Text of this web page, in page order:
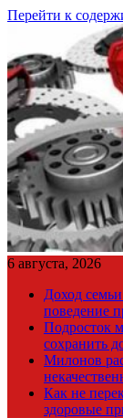
Перейти к
6 августа, 2026
Доход
поведение
Подросток
сохранить
Милонов
Как не
здоровые